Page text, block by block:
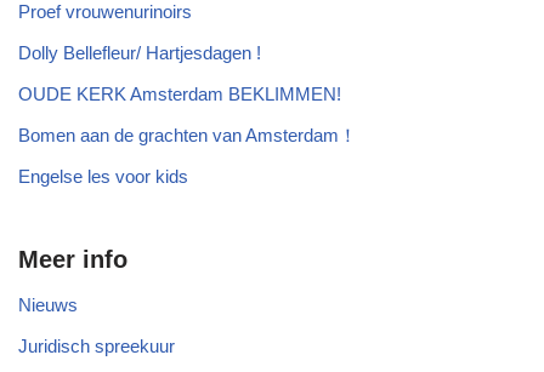
Proef vrouwenurinoirs
Dolly Bellefleur/ Hartjesdagen !
OUDE KERK Amsterdam BEKLIMMEN!
Bomen aan de grachten van Amsterdam！
Engelse les voor kids
Meer info
Nieuws
Juridisch spreekuur